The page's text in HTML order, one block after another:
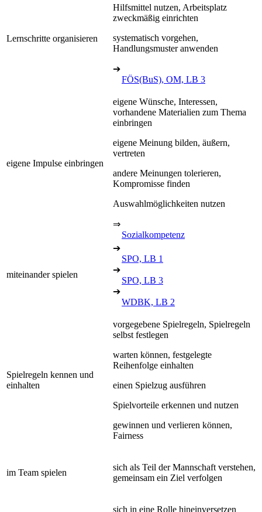
Lernschritte organisieren
Hilfsmittel nutzen, Arbeitsplatz
zweckmäßig einrichten
systematisch vorgehen,
Handlungsmuster anwenden
➔
FÖS(BuS), OM, LB 3
eigene Impulse einbringen
eigene Wünsche, Interessen,
vorhandene Materialien zum Thema
einbringen
eigene Meinung bilden, äußern,
vertreten
andere Meinungen tolerieren,
Kompromisse finden
Auswahlmöglichkeiten nutzen
⇒
Sozialkompetenz
miteinander spielen
➔
SPO, LB 1
➔
SPO, LB 3
➔
WDBK, LB 2
Spielregeln kennen und
einhalten
vorgegebene Spielregeln, Spielregeln
selbst festlegen
warten können, festgelegte
Reihenfolge einhalten
einen Spielzug ausführen
Spielvorteile erkennen und nutzen
gewinnen und verlieren können,
Fairness
im Team spielen
sich als Teil der Mannschaft verstehen,
gemeinsam ein Ziel verfolgen
sich in eine Rolle hineinversetzen